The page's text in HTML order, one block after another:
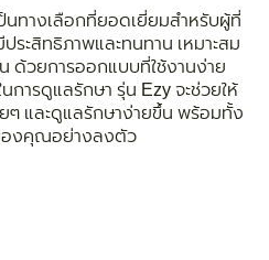
นทางเลือกที่ยอดเยี่ยมสำหรับผู้ที่
ระสิทธิภาพและทนทาน เหมาะสม
ด้วยการออกแบบที่ใช้งานง่าย
การดูแลรักษา รุ่น Ezy จะช่วยให้
และดูแลรักษาง่ายขึ้น พร้อมทั้ง
องคุณอย่างลงตัว